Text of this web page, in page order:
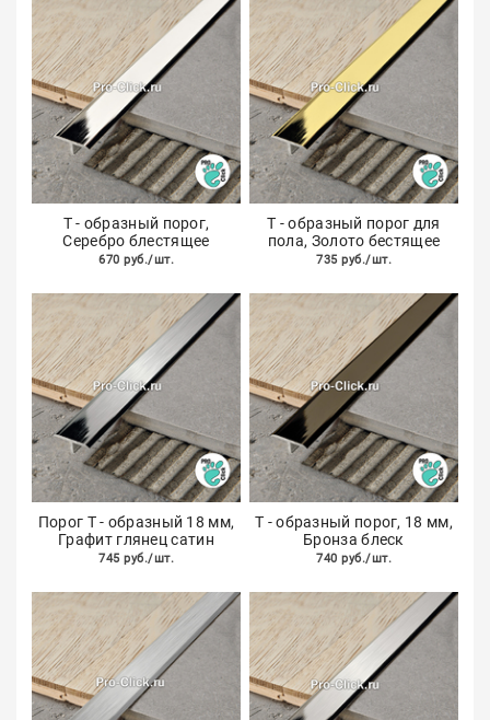
Т - образный порог,
Серебро блестящее
670 руб./шт.
Т - образный порог для
пола, Золото бестящее
735 руб./шт.
Порог Т - образный 18 мм,
Графит глянец сатин
745 руб./шт.
Т - образный порог, 18 мм,
Бронза блеск
740 руб./шт.